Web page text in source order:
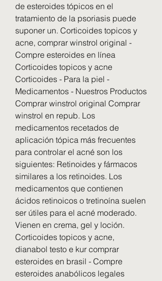
de esteroides tópicos en el
tratamiento de la psoriasis puede
suponer un. Corticoides topicos y
acne, comprar winstrol original -
Compre esteroides en línea
Corticoides topicos y acne
Corticoides - Para la piel -
Medicamentos - Nuestros Productos
Comprar winstrol original Comprar
winstrol en repub. Los
medicamentos recetados de
aplicación tópica más frecuentes
para controlar el acné son los
siguientes: Retinoides y fármacos
similares a los retinoides. Los
medicamentos que contienen
ácidos retinoicos o tretinoína suelen
ser útiles para el acné moderado.
Vienen en crema, gel y loción.
Corticoides topicos y acne,
dianabol testo e kur comprar
esteroides en brasil - Compre
esteroides anabólicos legales